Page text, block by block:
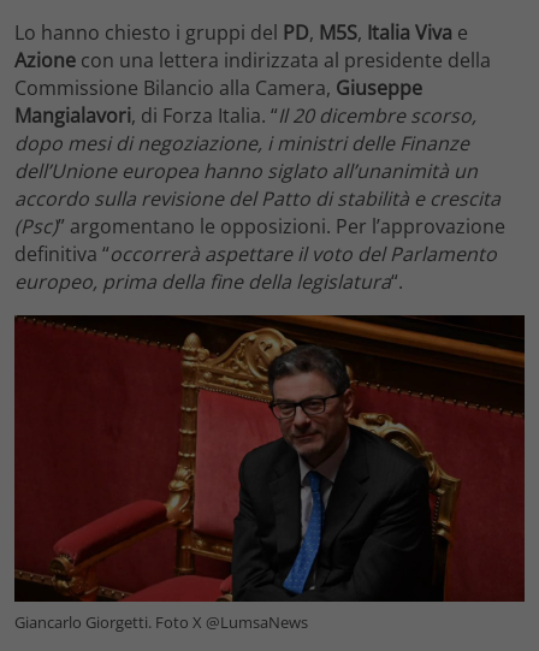
Lo hanno chiesto i gruppi del PD, M5S, Italia Viva e
Azione con una lettera indirizzata al presidente della
Commissione Bilancio alla Camera, Giuseppe
Mangialavori, di Forza Italia. “Il 20 dicembre scorso,
dopo mesi di negoziazione, i ministri delle Finanze
dell’Unione europea hanno siglato all’unanimità un
accordo sulla revisione del Patto di stabilità e crescita
(Psc)” argomentano le opposizioni. Per l’approvazione
definitiva “occorrerà aspettare il voto del Parlamento
europeo, prima della fine della legislatura“.
Giancarlo Giorgetti. Foto X @LumsaNews